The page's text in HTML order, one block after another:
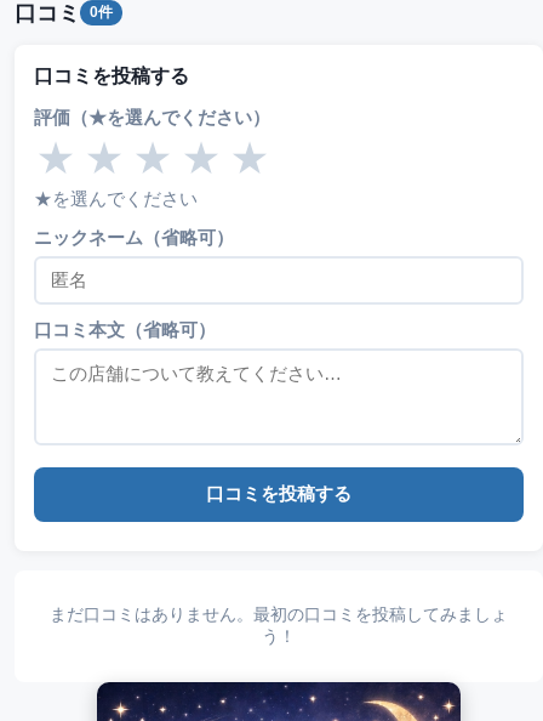
口コミ 0件
口コミを投稿する
評価（★を選んでください）
★ ★ ★ ★ ★
★を選んでください
ニックネーム（省略可）
口コミ本文（省略可）
口コミを投稿する
まだ口コミはありません。最初の口コミを投稿してみましょ
う！